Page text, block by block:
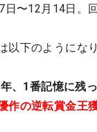
日〜12月14日。
以下のようにな
、1番記憶に残
作の逆転賞金王